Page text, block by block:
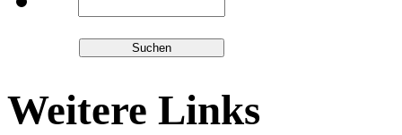
Weitere Links